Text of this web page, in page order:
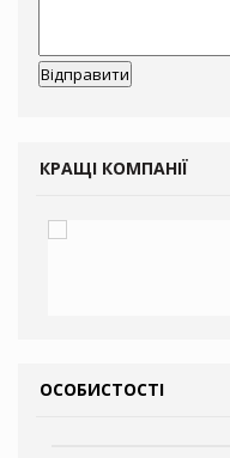
КРАЩІ КОМПАНІЇ
ОСОБИСТОСТІ